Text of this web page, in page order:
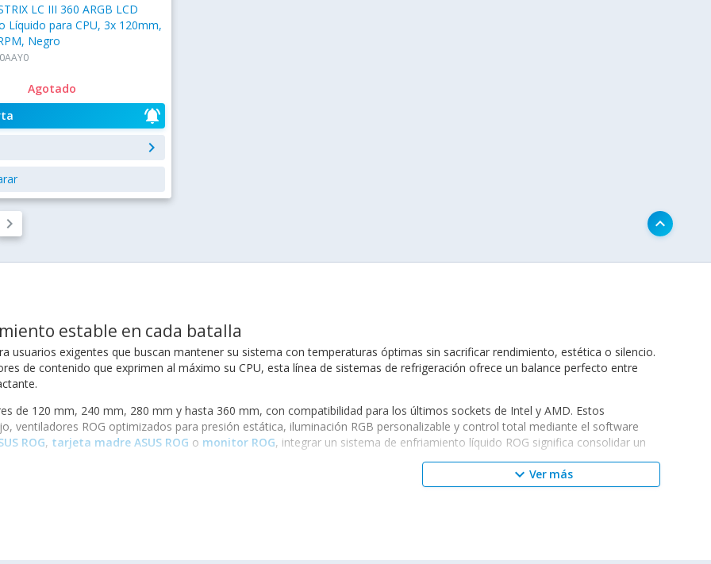
LC III 360 ARGB LCD
Líquido para CPU, 3x 120mm,
Negro
Agotado
notifications_active
keyboard_arrow_right
keyboard_arrow_right keyboard_arrow_up
estable en cada batalla
usuarios exigentes que buscan mantener su sistema con temperaturas óptimas sin sacrificar rendimiento, estética o silencio.
de contenido que exprimen al máximo su CPU, esta línea de sistemas de refrigeración ofrece un balance perfecto entre
de 120 mm, 240 mm, 280 mm y hasta 360 mm, con compatibilidad para los últimos sockets de Intel y AMD. Estos
ventiladores ROG optimizados para presión estática, iluminación RGB personalizable y control total mediante el software
ROG, tarjeta madre ASUS ROG o monitor ROG, integrar un sistema de enfriamiento líquido ROG significa consolidar un
keyboard_arrow_down Ver más